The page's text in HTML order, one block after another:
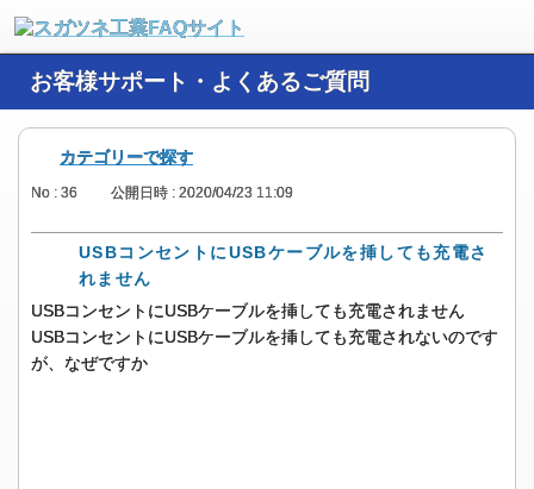
お客様サポート・よくあるご質問
カテゴリーで探す
No : 36 公開日時 : 2020/04/23 11:09
USBコンセントにUSBケーブルを挿しても充電さ
れません
USBコンセントにUSBケーブルを挿しても充電されません
USBコンセントにUSBケーブルを挿しても充電されないのです
が、なぜですか